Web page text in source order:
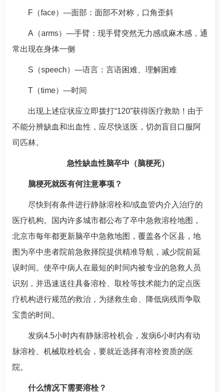
F（face）—面部：面部不对称，口角歪斜
A（arms）—手臂：现手臂突然无力感或麻木感，通
常出现在身体一侧
S（speech）—语言：言语困难、理解困难
T（time）—时间
出现上述症状应立即拨打“120”获得医疗救助！由于
不能分辨缺血和出血性，应尽快送医，切勿盲目口服阿
司匹林。
急性缺血性脑卒中（脑梗死）
脑梗死就医有何注意事项？
尽快到有条件进行静脉溶栓和/或血管内介入治疗的
医疗机构。国内许多城市都公布了卒中急救溶栓地图，
北京市每年都更新脑卒中急救地图，覆盖各个区县，地
图为卒中患者院前急救择院提供精准导航，减少院前延
误时间。使卒中病人在最短的时间内被专业的急救人员
识别，并迅速送往具备溶栓、取栓等技术能力的定点医
疗机构进行规范的救治，为拯救生命、降低病残而争取
宝贵的时间。
发病4.5小时内有静脉溶栓机会，发病6小时内有动
脉溶栓、机械取栓机会，要就近选择有溶栓资质的医
院。
什么情况下需要溶栓？